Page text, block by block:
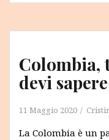
Colombia,
devi
11 Maggio 2020
La Colombia è un